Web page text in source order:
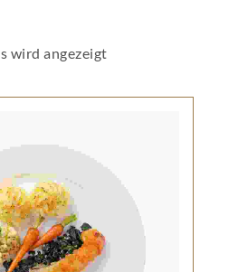
wird angezeigt